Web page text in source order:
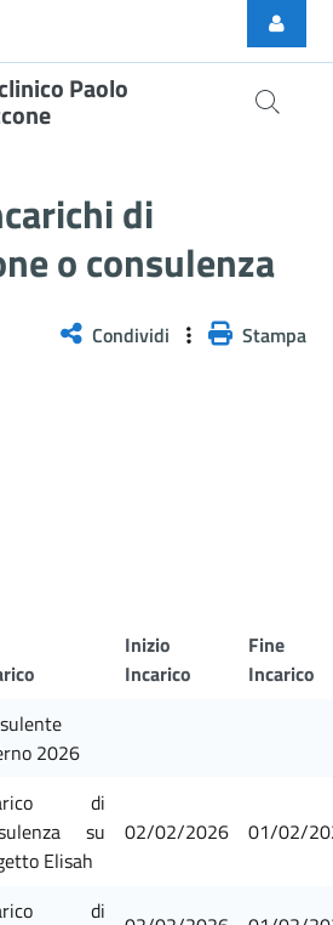
Paolo
di
o consulenza
Condividi Stampa
Inizio
Incarico
Fine
Incarico
2026
di
su
Elisah
02/02/2026 01/02/
di